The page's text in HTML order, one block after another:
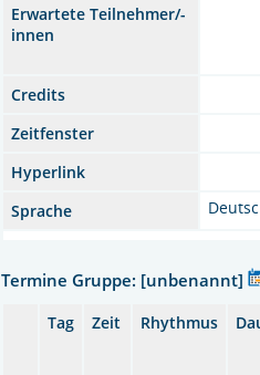
Erwartete Teilnehmer/-
innen
Credits
Zeitfenster
Hyperlink
Sprache
Termine Gruppe: [unbenannt]
Tag Zeit Rhythmus